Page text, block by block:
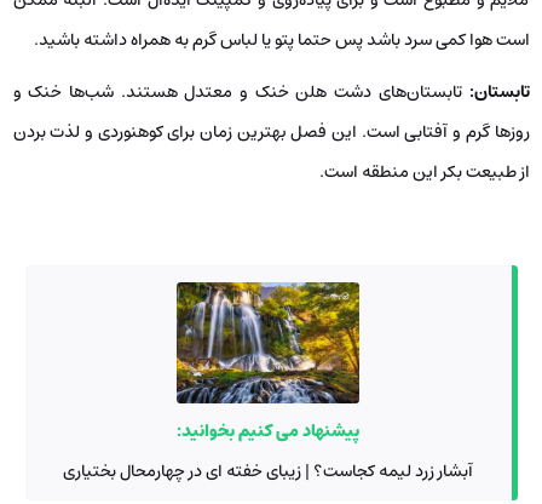
است هوا کمی سرد باشد پس حتما پتو یا لباس گرم به همراه داشته باشید.
تابستان: تابستان‌های دشت هلن خنک و معتدل هستند. شب‌ها خنک و
روزها گرم و آفتابی است. این فصل بهترین زمان برای کوهنوردی و لذت بردن
از طبیعت بکر این منطقه است.
پیشنهاد می کنیم بخوانید:
آبشار زرد لیمه کجاست؟ | زیبای خفته ای در چهارمحال بختیاری